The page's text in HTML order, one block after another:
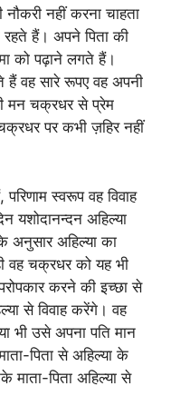
नहीं करना चाहता
हैं। अपने पिता की
को पढ़ाने लगते हैं।
हैं वह सारे रूपए वह अपनी
मन चक्रधर से प्रेम
पर कभी ज़हिर नहीं
स्वरूप वह विवाह
यशोदानन्दन अहिल्या
अनुसार अहिल्या का
वह चक्रधर को यह भी
करने की इच्छा से
से विवाह करेंगे। वह
भी उसे अपना पति मान
पिता से अहिल्या के
पिता अहिल्या से